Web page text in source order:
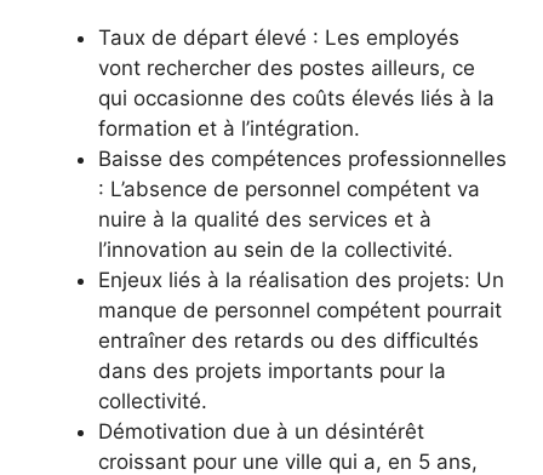
Taux de départ élevé : Les employés
vont rechercher des postes ailleurs, ce
qui occasionne des coûts élevés liés à la
formation et à l’intégration.
Baisse des compétences professionnelles
: L’absence de personnel compétent va
nuire à la qualité des services et à
l’innovation au sein de la collectivité.
Enjeux liés à la réalisation des projets: Un
manque de personnel compétent pourrait
entraîner des retards ou des difficultés
dans des projets importants pour la
collectivité.
Démotivation due à un désintérêt
croissant pour une ville qui a, en 5 ans,